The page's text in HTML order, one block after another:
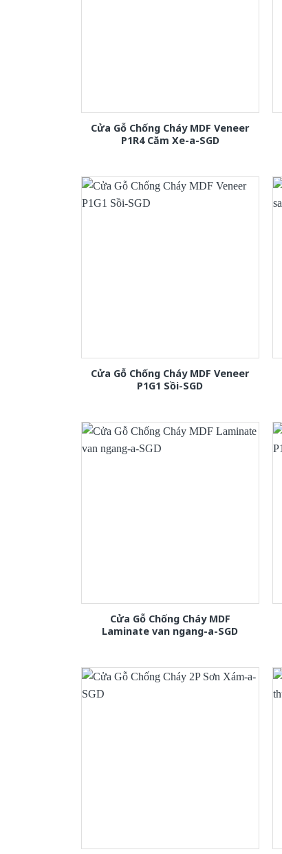
Cửa Gỗ Chống Cháy MDF Veneer
P1R4 Căm Xe-a-SGD
Cửa Gỗ Chống Cháy MDF Veneer
P1G1 Sồi-SGD
Cửa Gỗ Chống Cháy MDF
Laminate van ngang-a-SGD